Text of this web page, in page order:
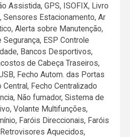
Assistida, GPS, ISOFIX, Livro
Estacionamento, Ar
Alerta sobre Manutenção,
ESP Controle
Bancos Desportivos,
de Cabeça Traseiros,
Fecho Autom. das Portas
Fecho Centralizado
Não fumador, Sistema de
Volante Multifunções,
Faróis Direccionais, Faróis
Aquecidos,